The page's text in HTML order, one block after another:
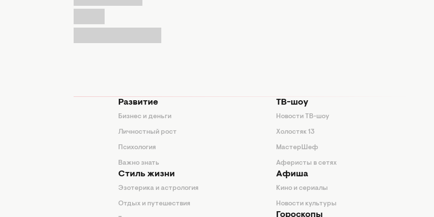
Развитие
Бизнес и деньги
Личностный рост
Психология
Важно знать
Стиль жизни
Эзотерика и астрология
Отдых и путешествия
ТВ-шоу
Новости ТВ-шоу
Холостяк 13
МастерШеф
Аферисты в сетях
Афиша
Кино и сериалы
Новости культуры
Гороскопы